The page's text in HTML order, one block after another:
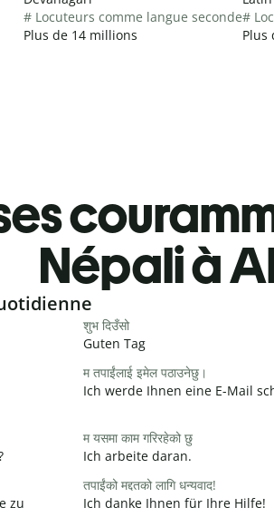
# Locuteurs comme langue seconde
Plus de 14 millions
#
Plus
Népali à
शुभ दिउँसो
Guten Tag
म तपाईंलाई इमेल पठाउनेछु।
Ich werde Ihnen eine E-Mail
म यसमा काम गरिरहेको छु
Ich arbeite daran.
zu
तपाईंको मद्दतको लागि धन्यवाद!
Ich danke Ihnen für Ihre Hilfe!